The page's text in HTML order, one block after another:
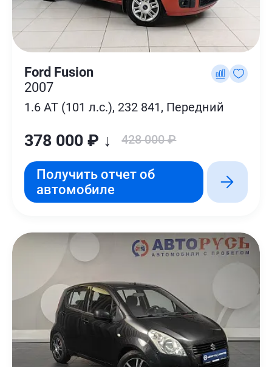
Ford Fusion
2007
1.6 AT (101 л.с.), 232 841, Передний
378 000 ₽ ↓ 428 000 ₽
Получить отчет об
автомобиле